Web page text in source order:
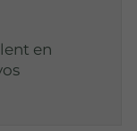
en